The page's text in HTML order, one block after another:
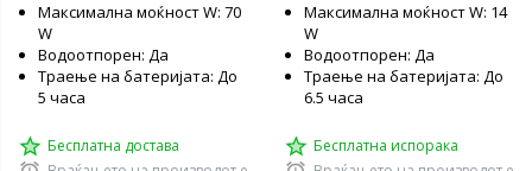
Максимална моќност W: 70
W
Водоотпорен: Да
Траење на батеријата: До
5 часа
Бесплатна достава
Максимална моќност W: 14
W
Водоотпорен: Да
Траење на батеријата: До
6.5 часа
Бесплатна испорака